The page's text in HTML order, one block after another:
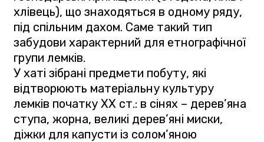
хлівець), що знаходяться в одному ряду,
під спільним дахом. Саме такий тип
забудови характерний для етнографічної
групи лемків.
У хаті зібрані предмети побуту, які
відтворюють матеріальну культуру
лемків початку ХХ ст.: в сінях – дерев’яна
ступа, жорна, великі дерев’яні миски,
діжки для капусти із солом’яною